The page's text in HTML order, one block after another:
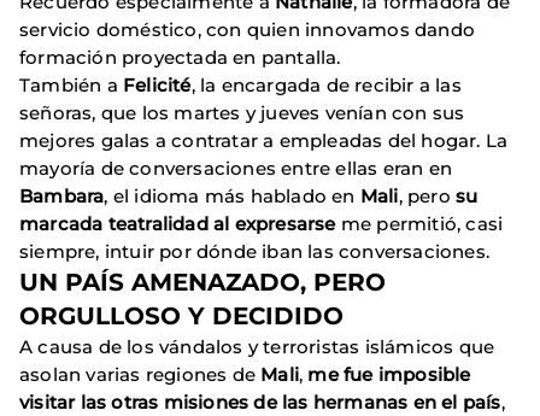
servicio doméstico, con quien innovamos dando
formación proyectada en pantalla.
También a Felicité, la encargada de recibir a las
señoras, que los martes y jueves venían con sus
mejores galas a contratar a empleadas del hogar. La
mayoría de conversaciones entre ellas eran en
Bambara, el idioma más hablado en Mali, perosu
marcada teatralidad al expresarseme permitió, casi
siempre, intuir por dónde iban las conversaciones.
UN PAÍS AMENAZADO, PERO
ORGULLOSO Y DECIDIDO
A causa de los vándalos y terroristas islámicos que
asolan varias regiones de Mali, me fue imposible
visitar las otras misiones de las hermanas en el país,